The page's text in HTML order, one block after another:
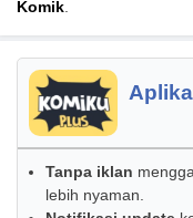
Komik.
Tanpa iklan
lebih nyaman.